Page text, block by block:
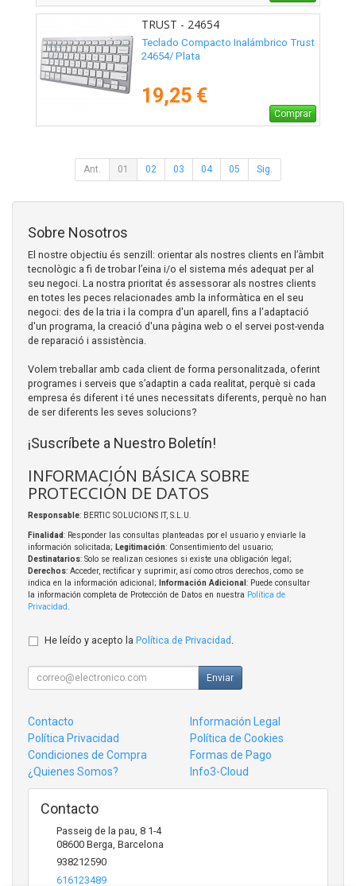
TRUST - 24654
Teclado Compacto Inalámbrico Trust
24654/ Plata
19,25 €
Comprar
Ant. 01 02 03 04 05 Sig.
Sobre Nosotros
El nostre objectiu és senzill: orientar als nostres clients en l’àmbit
tecnològic a fi de trobar l’eina i/o el sistema més adequat per al
seu negoci. La nostra prioritat és assessorar als nostres clients
en totes les peces relacionades amb la informàtica en el seu
negoci: des de la tria i la compra d'un aparell, fins a l'adaptació
d'un programa, la creació d'una pàgina web o el servei post-venda
de reparació i assistència.
Volem treballar amb cada client de forma personalitzada, oferint
programes i serveis que s’adaptin a cada realitat, perquè si cada
empresa és diferent i té unes necessitats diferents, perquè no han
de ser diferents les seves solucions?
¡Suscríbete a Nuestro Boletín!
INFORMACIÓN BÁSICA SOBRE
PROTECCIÓN DE DATOS
Responsable: BERTIC SOLUCIONS IT, S.L.U.
Finalidad: Responder las consultas planteadas por el usuario y enviarle la
información solicitada; Legitimación: Consentimiento del usuario;
Destinatarios: Solo se realizan cesiones si existe una obligación legal;
Derechos: Acceder, rectificar y suprimir, así como otros derechos, como se
indica en la información adicional;
Información Adicional : Puede consultar
la información completa de Protección de Datos en nuestra Política de
Privacidad
He leído y acepto la Política de Privacidad
Enviar
Contacto
Información Legal
Política Privacidad
Política de Cookies
Condiciones de Compra
Formas de Pago
¿Quienes Somos?
Info3-Cloud
Contacto
Passeig de la pau, 8 1-4
08600 Berga Barcelona
938212590
616123489